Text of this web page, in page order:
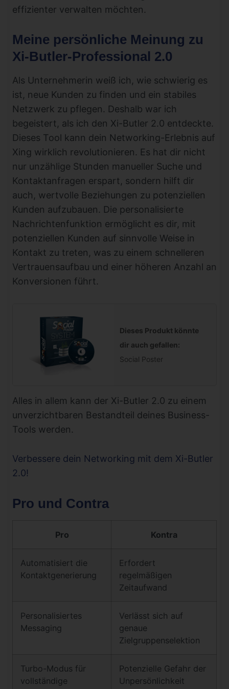
effizienter verwalten möchten.
Meine persönliche Meinung zu
Xi-Butler-Professional 2.0
Als Unternehmerin weiß ich, wie schwierig es
ist, neue Kunden zu finden und ein stabiles
Netzwerk zu pflegen. Deshalb war ich
begeistert, als ich den Xi-Butler 2.0 entdeckte.
Dieses Tool kann dein Networking-Erlebnis auf
Xing wirklich revolutionieren. Es hat dir nicht
nur unzählige Stunden manueller Suche und
Kontaktanfragen erspart, sondern hilft dir
auch, wertvolle Beziehungen zu potenziellen
Kunden aufzubauen. Die personalisierte
Nachrichtenfunktion ermöglicht es dir, mit
potenziellen Kunden auf sinnvolle Weise in
Kontakt zu treten, was zu einem schnelleren
Vertrauensaufbau und einer höheren Anzahl an
Konversionen führt.
Dieses Produkt könnte
dir auch gefallen:
Social Poster
Alles in allem kann der Xi-Butler 2.0 zu einem
unverzichtbaren Bestandteil deines Business-
Tools werden.
Verbessere dein Networking mit dem Xi-Butler
2.0!
Pro und Contra
Pro Kontra
Automatisiert die
Kontaktgenerierung
Erfordert
regelmäßigen
Zeitaufwand
Personalisiertes
Messaging
Verlässt sich auf
genaue
Zielgruppenselektion
Turbo-Modus für
vollständige
Potenzielle Gefahr der
Unpersönlichkeit